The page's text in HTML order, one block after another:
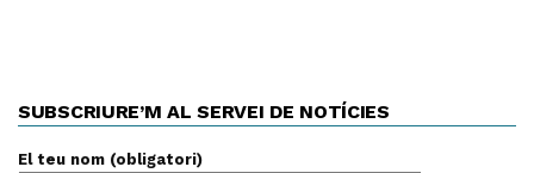
SUBSCRIURE’M AL SERVEI DE NOTÍCIES
El teu nom (obligatori)